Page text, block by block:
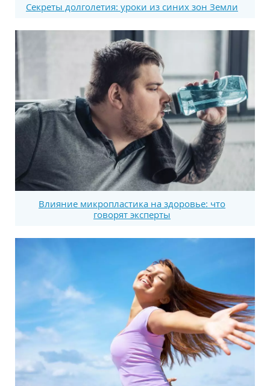
Секреты долголетия: уроки из синих зон Земли
Влияние микропластика на здоровье: что
говорят эксперты